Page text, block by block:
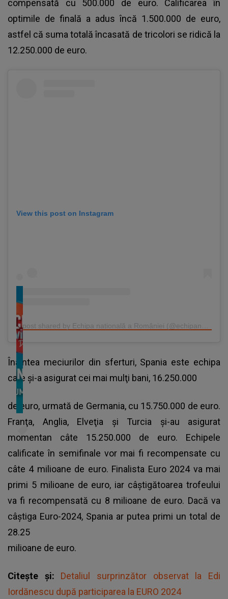
compensată cu 500.000 de euro. Calificarea în
optimile de finală a adus încă 1.500.000 de euro,
astfel că suma totală încasată de tricolori se ridică la
12.250.000 de euro.
View this post on Instagram
Înaintea meciurilor din sferturi, Spania este echipa
care şi-a asigurat cei mai mulţi bani, 16.250.000
de euro, urmată de Germania, cu 15.750.000 de euro.
Franţa, Anglia, Elveţia şi Turcia şi-au asigurat
momentan câte 15.250.000 de euro. Echipele
calificate în semifinale vor mai fi recompensate cu
câte 4 milioane de euro. Finalista Euro 2024va mai
primi 5 milioane de euro, iar câştigătoarea trofeului
va fi recompensată cu 8 milioane de euro. Dacă va
câştiga Euro-2024, Spania ar putea primi un total de
28.25
milioane de euro.
Citește și: Detaliul surprinzător observat la Edi
Iordănescu după participarea la EURO 2024